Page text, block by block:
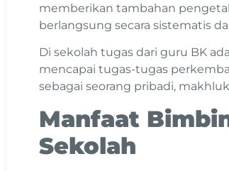
memberikan tambahan
berlangsung secara sistematis
Di sekolah tugas dari guru BK
mencapai tugas-tugas
sebagai seorang pribadi,
Manfaat
Sekolah